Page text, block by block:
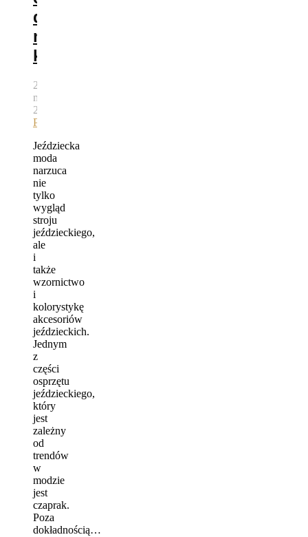
dla
naszego
konia?
29
maja,
2015
Pawlik
Jeździecka
moda
narzuca
nie
tylko
wygląd
stroju
jeździeckiego,
ale
i
także
wzornictwo
i
kolorystykę
akcesoriów
jeździeckich.
Jednym
z
części
osprzętu
jeździeckiego,
który
jest
zależny
od
trendów
w
modzie
jest
czaprak.
Poza
dokładnością…